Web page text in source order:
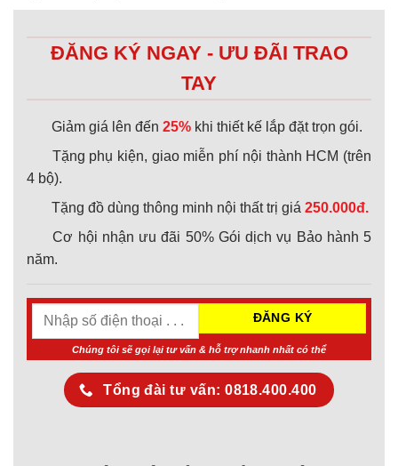
ĐĂNG KÝ NGAY - ƯU ĐÃI TRAO
TAY
Giảm giá lên đến 25% khi thiết kế lắp đặt trọn gói.
Tặng phụ kiện, giao miễn phí nội thành HCM (trên
4 bộ).
Tặng đồ dùng thông minh nội thất trị giá 250.000đ.
Cơ hội nhận ưu đãi 50% Gói dịch vụ Bảo hành 5
năm.
Chúng tôi sẽ gọi lại tư vấn & hỗ trợ nhanh nhất có thể
Tổng đài tư vấn: 0818.400.400